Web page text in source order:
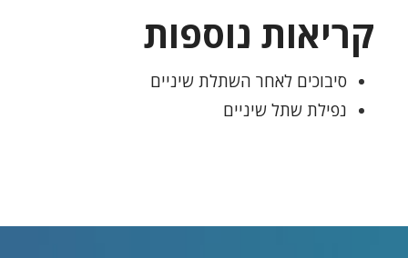
קריאות נוספות
סיבוכים לאחר השתלת שיניים
נפילת שתל שיניים